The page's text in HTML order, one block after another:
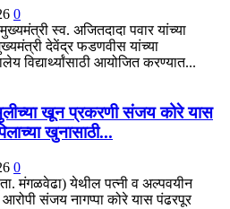
0
स्व. अजितदादा पवार यांच्या
देवेंद्र फडणवीस यांच्या
विद्यार्थ्यांसाठी आयोजित करण्यात...
खून प्रकरणी संजय कोरे यास
खुनासाठी...
0
मंगळवेढा) येथील पत्नी व अल्पवयीन
संजय नागप्पा कोरे यास पंढरपूर